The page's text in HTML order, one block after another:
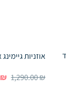
אוזניות
1,290.00₪
₪